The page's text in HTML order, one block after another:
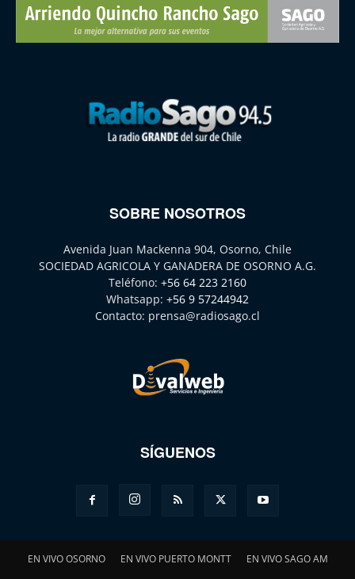
SOBRE NOSOTROS
Avenida Juan Mackenna 904, Osorno, Chile
SOCIEDAD AGRICOLA Y GANADERA DE OSORNO A.G.
Teléfono: +56 64 223 2160
Whatsapp: +56 9 57244942
Contacto: prensa@radiosago.cl
SÍGUENOS
EN VIVO OSORNO EN VIVO PUERTO MONTT EN VIVO SAGO AM